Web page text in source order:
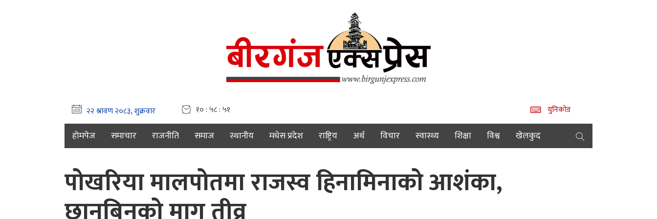
१० : ५८ : ५२ युनिकोड
होमपेज समाचार राजनीति समाज स्थानीय मधेस प्रदेश राष्ट्रिय अर्थ विचार स्वास्थ्य शिक्षा विश्व खेलकुद
पोखरिया मालपोतमा राजस्व हिनामिनाको आशंका,